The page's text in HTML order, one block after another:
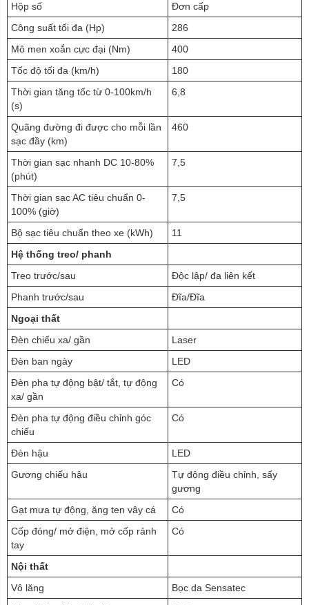
Hộp số
Đơn cấp
Công suất tối đa (Hp)
286
Mô men xoắn cực đại (Nm)
400
Tốc độ tối đa (km/h)
180
Thời gian tăng tốc từ 0-100km/h
(s)
6,8
Quãng đường đi được cho mỗi lần
sạc đầy (km)
460
Thời gian sạc nhanh DC 10-80%
(phút)
7,5
Thời gian sạc AC tiêu chuẩn 0-
100% (giờ)
7,5
Bộ sạc tiêu chuẩn theo xe (kWh)
11
Hệ thống treo/ phanh
Treo trước/sau
Độc lập/ đa liên kết
Phanh trước/sau
Đĩa/Đĩa
Ngoại thất
Đèn chiếu xa/ gần
Laser
Đèn ban ngày
LED
Đèn pha tự động bật/ tắt, tự động
xa/ gần
Có
Đèn pha tự động điều chỉnh góc
chiếu
Có
Đèn hậu
LED
Gương chiếu hậu
Tự động điều chỉnh, sấy
gương
Gạt mưa tự động, ăng ten vây cá
Có
Cốp đóng/ mở điện, mở cốp rảnh
tay
Có
Nội thất
Vô lăng
Bọc da Sensatec